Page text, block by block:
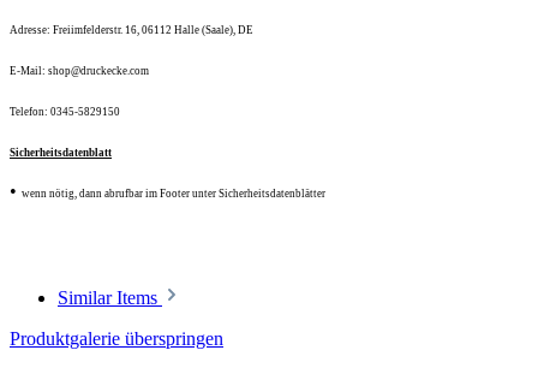
Adresse: Freiimfelderstr. 16, 06112 Halle (Saale), DE
E-Mail: shop@druckecke.com
Telefon: 0345-5829150
Sicherheitsdatenblatt
• wenn nötig, dann abrufbar im Footer unter Sicherheitsdatenblätter
Similar Items
Produktgalerie überspringen